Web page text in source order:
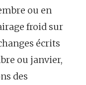
ou en
froid sur
écrits
ou janvier,
des